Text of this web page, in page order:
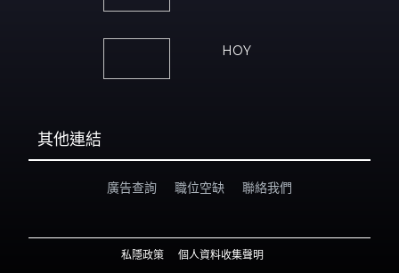
HOY
其他連結
廣告查詢 職位空缺 聯絡我們
私隱政策
個人資料收集聲明